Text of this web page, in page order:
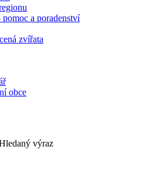
a poradenství
zvířata
obce
výraz